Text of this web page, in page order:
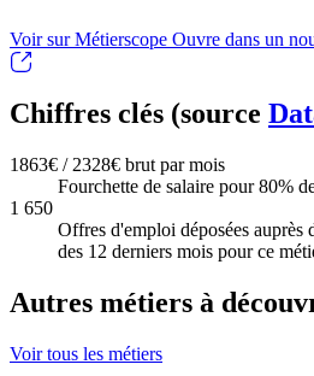
Voir sur Métierscope Ouvre dans un
Chiffres clés (source
1863€ / 2328€ brut par mois
Fourchette de salaire pour 80%
1 650
Offres d'emploi déposées auprès
des 12 derniers mois pour ce
Autres métiers à
Voir tous les métiers